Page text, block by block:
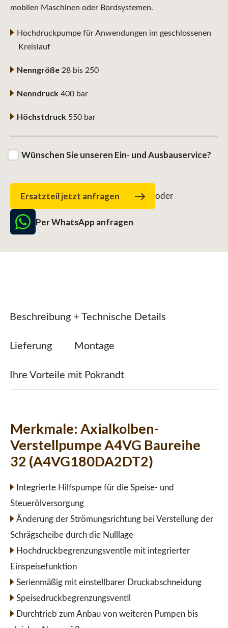
mobilen Maschinen oder Bordsystemen.
Hochdruckpumpe für Anwendungen im geschlossenen
Kreislauf
Nenngröße 28 bis 250
Nenndruck 400 bar
Höchstdruck 550 bar
Wünschen Sie unseren Ein- und Ausbauservice?
Ersatzteil jetzt anfragen oder
Per WhatsApp anfragen
Beschreibung + Technische Details
Lieferung Montage
Ihre Vorteile mit Pokrandt
Merkmale: Axialkolben-
Verstellpumpe A4VG Baureihe
32 (A4VG180DA2DT2)
Integrierte Hilfspumpe für die Speise- und
Steuerölversorgung
Änderung der Strömungsrichtung bei Verstellung der
Schrägscheibe durch die Nulllage
Hochdruckbegrenzungsventile mit integrierter
Einspeisefunktion
Serienmäßig mit einstellbarer Druckabschneidung
Speisedruckbegrenzungsventil
Durchtrieb zum Anbau von weiteren Pumpen bis